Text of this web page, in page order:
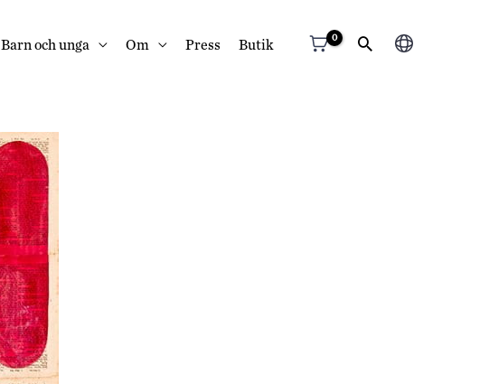
Barn och unga Om Press Butik
Välj